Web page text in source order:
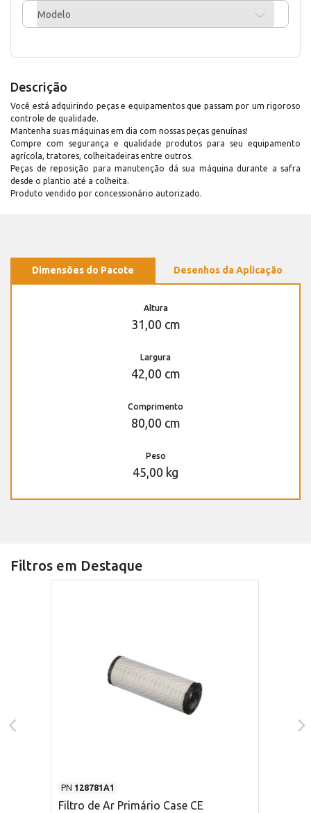
Modelo
Descrição
Você está adquirindo peças e equipamentos que passam por um rigoroso
controle de qualidade.
Mantenha suas máquinas em dia com nossas peças genuínas!
Compre com segurança e qualidade produtos para seu equipamento
agrícola, tratores, colheitadeiras entre outros.
Peças de reposição para manutenção dá sua máquina durante a safra
desde o plantio até a colheita.
Produto vendido por concessionário autorizado.
Dimensões do Pacote Desenhos da Aplicação
Altura
31,00 cm
Largura
42,00 cm
Comprimento
80,00 cm
Peso
45,00 kg
Filtros em Destaque
PN 128781A1
Filtro de Ar Primário Case CE